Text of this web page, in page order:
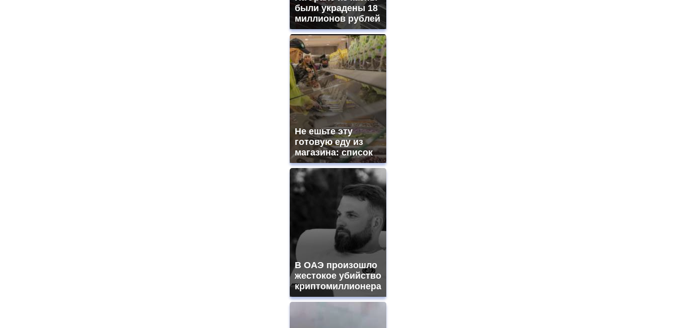
были украдены 18
миллионов рублей
Не ешьте эту
готовую еду из
магазина: список
В ОАЭ произошло
жестокое убийство
криптомиллионера